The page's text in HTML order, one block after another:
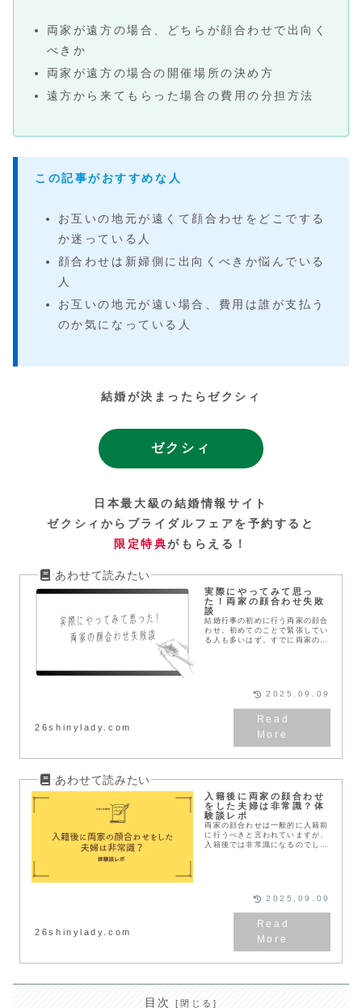
両家が遠方の場合、どちらが顔合わせで出向く
べきか
両家が遠方の場合の開催場所の決め方
遠方から来てもらった場合の費用の分担方法
この記事がおすすめな人
お互いの地元が遠くて顔合わせをどこでする
か迷っている人
顔合わせは新婦側に出向くべきか悩んでいる
人
お互いの地元が遠い場合、費用は誰が支払う
のか気になっている人
結婚が決まったらゼクシィ
ゼクシィ
日本最大級の結婚情報サイト
ゼクシィからブライダルフェアを予約すると
限定特典がもらえる！
実際にやってみて思っ
た！両家の顔合わせ失敗
談
結婚行事の初めに行う両家の顔合
わせ。初めてのことで緊張してい
る人も多いはず。すでに両家の顔
26shinylady.com
2025.09.09
入籍後に両家の顔合わせ
をした夫婦は非常識？体
験談レポ
両家の顔合わせは一般的に入籍前
に行うべきと言われていますが、
入籍後では非常識になるのでしょ
26shinylady.com
2025.09.09
目次